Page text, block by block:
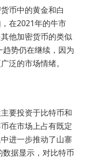
币中的黄金和白
在2021年的牛市
他加密货币的类似
势仍在继续，因为
泛的市场情绪。
要投资于比特币和
在市场上占有既定
进一步推动了山寨
据显示，对比特币